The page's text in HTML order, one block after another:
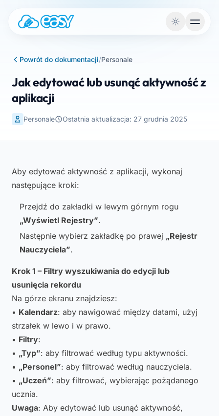
Powrót do dokumentacji/Personale
Jak edytować lub usunąć aktywność z
aplikacji
Personale Ostatnia aktualizacja: 27 grudnia 2025
Aby edytować aktywność z aplikacji, wykonaj
następujące kroki:
Przejdź do zakładki w lewym górnym rogu
„Wyświetl Rejestry”.
Następnie wybierz zakładkę po prawej „Rejestr
Nauczyciela”.
Krok 1 – Filtry wyszukiwania do edycji lub
usunięcia rekordu
Na górze ekranu znajdziesz:
• Kalendarz: aby nawigować między datami, użyj
strzałek w lewo i w prawo.
• Filtry:
• „Typ”: aby filtrować według typu aktywności.
• „Personel”: aby filtrować według nauczyciela.
• „Uczeń”: aby filtrować, wybierając pożądanego
ucznia.
Uwaga: Aby edytować lub usunąć aktywność,